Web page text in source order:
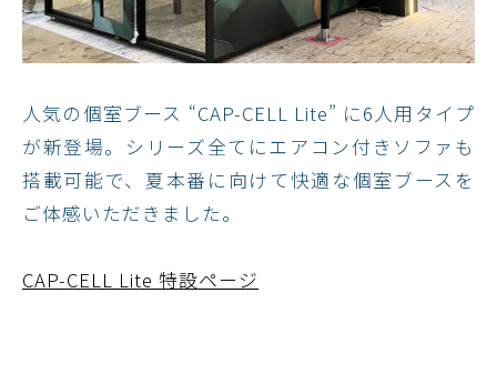
人気の個室ブース “CAP-CELL Lite” に6人用タイプ
が新登場。シリーズ全てにエアコン付きソファも
搭載可能で、夏本番に向けて快適な個室ブースを
ご体感いただきました。
CAP-CELL Lite 特設ページ